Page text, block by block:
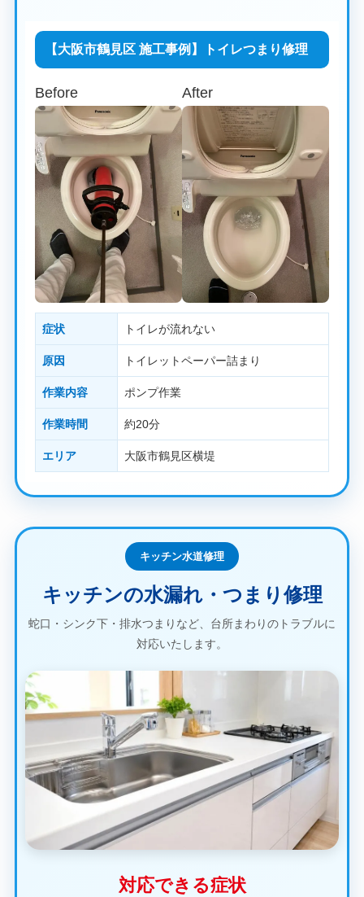
【大阪市鶴見区 施工事例】トイレつまり修理
Before After
症状 トイレが流れない
原因 トイレットペーパー詰まり
作業内容 ポンプ作業
作業時間 約20分
エリア 大阪市鶴見区横堤
キッチン水道修理
キッチンの水漏れ・つまり修理
蛇口・シンク下・排水つまりなど、台所まわりのトラブルに
対応いたします。
対応できる症状